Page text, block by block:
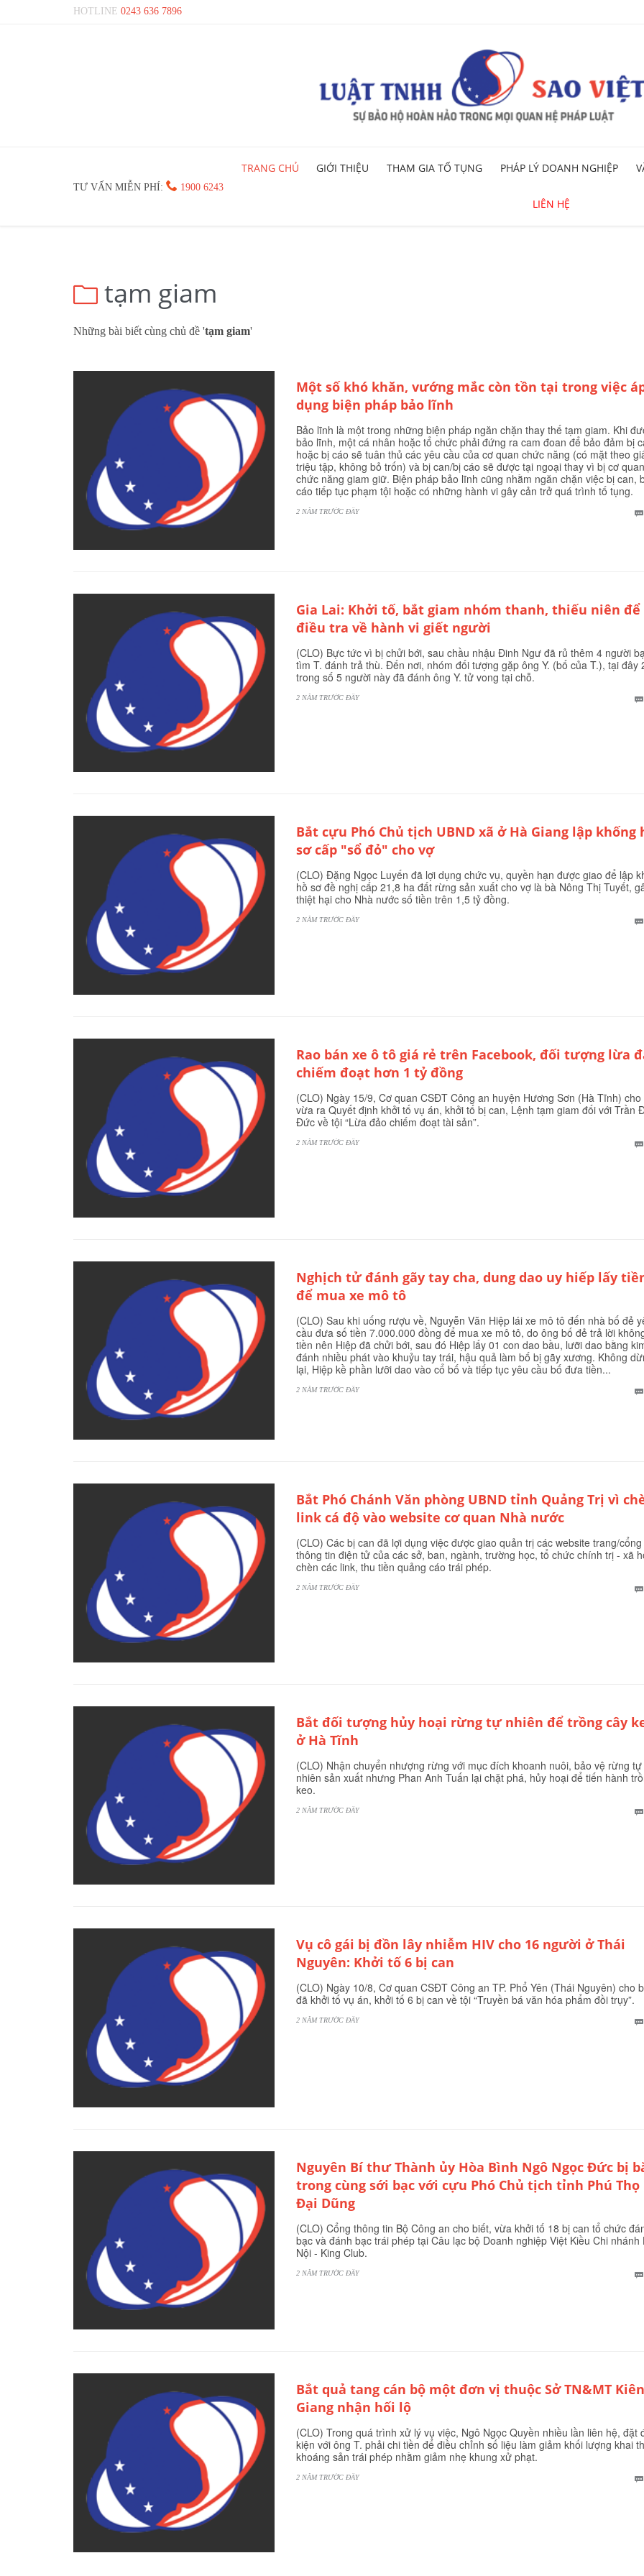
HOTLINE 0243 636 7896
TƯ VẤN MIỄN PHÍ:  1900 6243
to
TRANG CHỦ GIỚI THIỆU THAM GIA TỐ TỤNG PHÁP LÝ DOANH NGHIỆP
LIÊN HỆ
 tạm giam
Những bài biết cùng chủ đề 'tạm giam'
Một số khó khăn, vướng mắc còn tồn tại trong việc
dụng biện pháp bảo lĩnh
Bảo lĩnh là một trong những biện pháp ngăn chặn thay thế tạm giam. Khi
bảo lĩnh, một cá nhân hoặc tổ chức phải đứng ra cam đoan để bảo đảm bị
hoặc bị cáo sẽ tuân thủ các yêu cầu của cơ quan chức năng (có mặt theo
triệu tập, không bỏ trốn) và bị can/bị cáo sẽ được tại ngoại thay vì bị cơ quan
chức năng giam giữ. Biện pháp bảo lĩnh cũng nhằm ngăn chặn việc bị can,
cáo tiếp tục phạm tội hoặc có những hành vi gây cản trở quá trình tố tụng.
2 NĂM TRƯỚC ĐÂY 
Gia Lai: Khởi tố, bắt giam nhóm thanh, thiếu niên để
điều tra về hành vi giết người
(CLO) Bực tức vì bị chửi bới, sau chầu nhậu Đinh Ngư đã rủ thêm 4 người
tìm T. đánh trả thù. Đến nơi, nhóm đối tượng gặp ông Y. (bố của T.), tại đây
trong số 5 người này đã đánh ông Y. tử vong tại chỗ.
2 NĂM TRƯỚC ĐÂY 
Bắt cựu Phó Chủ tịch UBND xã ở Hà Giang lập khống
sơ cấp "sổ đỏ" cho vợ
(CLO) Đặng Ngọc Luyến đã lợi dụng chức vụ, quyền hạn được giao để lập
hồ sơ đề nghị cấp 21,8 ha đất rừng sản xuất cho vợ là bà Nông Thị Tuyết,
thiệt hại cho Nhà nước số tiền trên 1,5 tỷ đồng.
2 NĂM TRƯỚC ĐÂY 
Rao bán xe ô tô giá rẻ trên Facebook, đối tượng lừa
chiếm đoạt hơn 1 tỷ đồng
(CLO) Ngày 15/9, Cơ quan CSĐT Công an huyện Hương Sơn (Hà Tĩnh) cho
vừa ra Quyết định khởi tố vụ án, khởi tố bị can, Lệnh tạm giam đối với Trần
Đức về tội “Lừa đảo chiếm đoạt tài sản”.
2 NĂM TRƯỚC ĐÂY 
Nghịch tử đánh gãy tay cha, dung dao uy hiếp lấy
để mua xe mô tô
(CLO) Sau khi uống rượu về, Nguyễn Văn Hiệp lái xe mô tô đến nhà bố đẻ
cầu đưa số tiền 7.000.000 đồng để mua xe mô tô, do ông bố đẻ trả lời
tiền nên Hiệp đã chửi bới, sau đó Hiệp lấy 01 con dao bầu, lưỡi dao bằng
đánh nhiều phát vào khuỷu tay trái, hậu quả làm bố bị gãy xương. Không
lại, Hiệp kề phần lưỡi dao vào cổ bố và tiếp tục yêu cầu bố đưa tiền...
2 NĂM TRƯỚC ĐÂY 
Bắt Phó Chánh Văn phòng UBND tỉnh Quảng Trị vì
link cá độ vào website cơ quan Nhà nước
(CLO) Các bị can đã lợi dụng việc được giao quản trị các website trang/cổng
thông tin điện tử của các sở, ban, ngành, trường học, tổ chức chính trị - xã
chèn các link, thu tiền quảng cáo trái phép.
2 NĂM TRƯỚC ĐÂY 
Bắt đối tượng hủy hoại rừng tự nhiên để trồng cây
ở Hà Tĩnh
(CLO) Nhận chuyển nhượng rừng với mục đích khoanh nuôi, bảo vệ rừng tự
nhiên sản xuất nhưng Phan Anh Tuấn lại chặt phá, hủy hoại để tiến hành
keo.
2 NĂM TRƯỚC ĐÂY 
Vụ cô gái bị đồn lây nhiễm HIV cho 16 người ở Thái
Nguyên: Khởi tố 6 bị can
(CLO) Ngày 10/8, Cơ quan CSĐT Công an TP. Phổ Yên (Thái Nguyên) cho
đã khởi tố vụ án, khởi tố 6 bị can về tội “Truyền bá văn hóa phẩm đồi trụy”.
2 NĂM TRƯỚC ĐÂY 
Nguyên Bí thư Thành ủy Hòa Bình Ngô Ngọc Đức bị
trong cùng sới bạc với cựu Phó Chủ tịch tỉnh Phú Thọ
Đại Dũng
(CLO) Cổng thông tin Bộ Công an cho biết, vừa khởi tố 18 bị can tổ chức
bạc và đánh bạc trái phép tại Câu lạc bộ Doanh nghiệp Việt Kiều Chi nhánh
Nội - King Club.
2 NĂM TRƯỚC ĐÂY 
Bắt quả tang cán bộ một đơn vị thuộc Sở TN&MT Kiên
Giang nhận hối lộ
(CLO) Trong quá trình xử lý vụ việc, Ngô Ngọc Quyền nhiều lần liên hệ, đặt
kiện với ông T. phải chi tiền để điều chỉnh số liệu làm giảm khối lượng khai
khoáng sản trái phép nhằm giảm nhẹ khung xử phạt.
2 NĂM TRƯỚC ĐÂY 